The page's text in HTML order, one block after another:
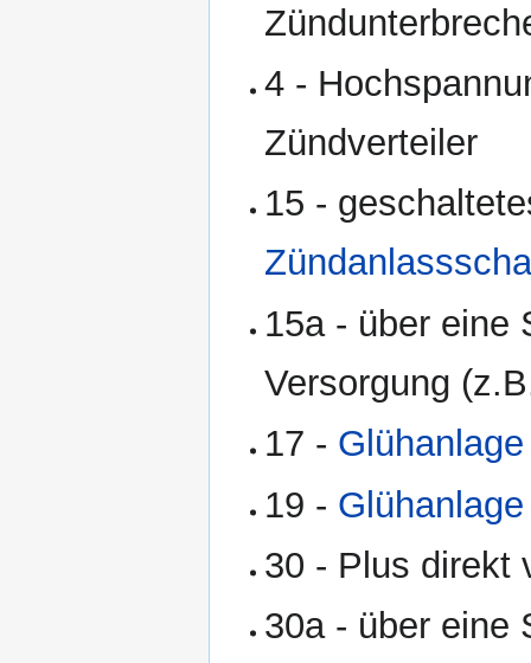
4 -
Zündverteiler
15 -
15a - über eine
Versorgung
17 - Glühanlage
19 - Glühanlage
30 - Plus direkt
30a - über eine